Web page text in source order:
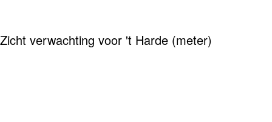
Zicht verwachting voor 't Harde (meter)